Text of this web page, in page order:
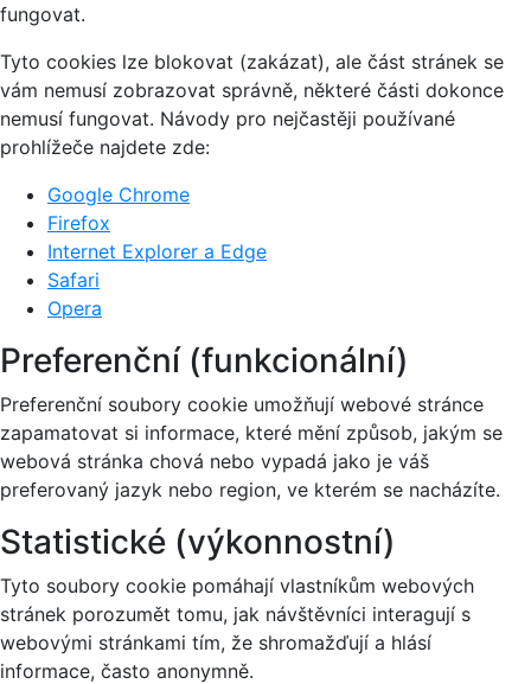
fungovat.
Tyto cookies lze blokovat (zakázat), ale část stránek se
vám nemusí zobrazovat správně, některé části dokonce
nemusí fungovat. Návody pro nejčastěji používané
prohlížeče najdete zde:
Google Chrome
Firefox
Internet Explorer a Edge
Safari
Opera
Preferenční (funkcionální)
Preferenční soubory cookie umožňují webové stránce
zapamatovat si informace, které mění způsob, jakým se
webová stránka chová nebo vypadá jako je váš
preferovaný jazyk nebo region, ve kterém se nacházíte.
Statistické (výkonnostní)
Tyto soubory cookie pomáhají vlastníkům webových
stránek porozumět tomu, jak návštěvníci interagují s
webovými stránkami tím, že shromažďují a hlásí
informace, často anonymně.